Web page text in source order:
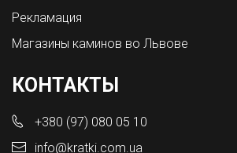
Рекламация
Магазины каминов во Львове
КОНТАКТЫ
+380 (97) 080 05 10
info@kratki.com.ua